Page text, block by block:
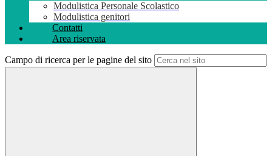
Modulistica Personale Scolastico
Modulistica genitori
Contatti
Area riservata
Campo di ricerca per le pagine del sito